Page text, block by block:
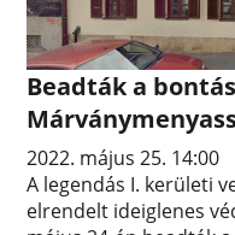
Beadták a
2022. május 25. 14:00
A legendás I. kerületi
elrendelt ideiglenes